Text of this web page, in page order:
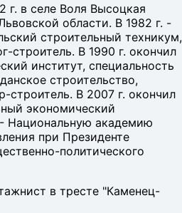
г. в селе Воля Высоцкая
области. В 1982 г. -
строительный техникум,
строитель. В 1990 г. окончил
институт, специальность
строительство,
строитель. В 2007 г. окончил
экономический
- Национальную академию
при Президенте
политического
в тресте "Каменец-